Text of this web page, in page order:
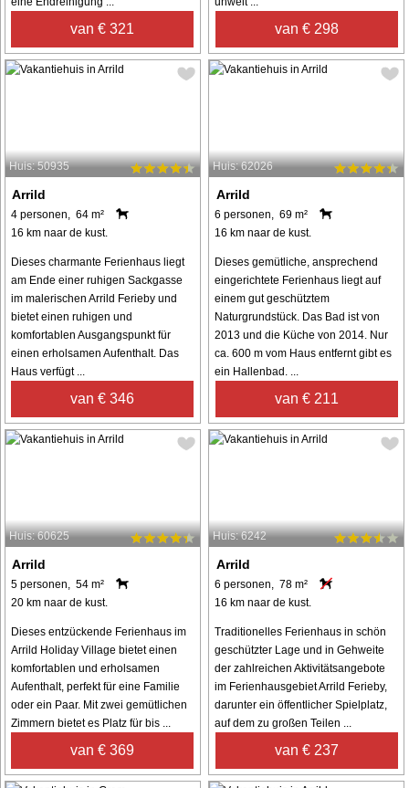
van € 321 van € 298
Huis: 50935
Arrild
4 personen, 64 m²
16 km naar de kust.
Dieses charmante Ferienhaus liegt
am Ende einer ruhigen Sackgasse
im malerischen Arrild Ferieby und
bietet einen ruhigen und
komfortablen Ausgangspunkt für
einen erholsamen Aufenthalt. Das
Haus verfügt ...
van € 346
Huis: 62026
Arrild
6 personen, 69 m²
16 km naar de kust.
Dieses gemütliche, ansprechend
eingerichtete Ferienhaus liegt auf
einem gut geschütztem
Naturgrundstück. Das Bad ist von
2013 und die Küche von 2014. Nur
ca. 600 m vom Haus entfernt gibt es
ein Hallenbad. ...
van € 211
Huis: 60625
Arrild
5 personen, 54 m²
20 km naar de kust.
Dieses entzückende Ferienhaus im
Arrild Holiday Village bietet einen
komfortablen und erholsamen
Aufenthalt, perfekt für eine Familie
oder ein Paar. Mit zwei gemütlichen
Zimmern bietet es Platz für bis ...
van € 369
Huis: 6242
Arrild
6 personen, 78 m²
16 km naar de kust.
Traditionelles Ferienhaus in schön
geschützter Lage und in Gehweite
der zahlreichen Aktivitätsangebote
im Ferienhausgebiet Arrild Ferieby,
darunter ein öffentlicher Spielplatz,
auf dem zu großen Teilen ...
van € 237